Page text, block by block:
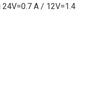
24V=0.7 А / 12V=1.4